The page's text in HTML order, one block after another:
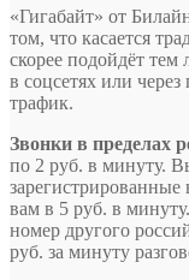
«Гигабайт» от
том, что касается
скорее подойдёт
в соцсетях или
трафик.
Звонки в пределах
по 2 руб. в минуту.
зарегистрированные
вам в 5 руб. в
номер другого
руб. за минуту